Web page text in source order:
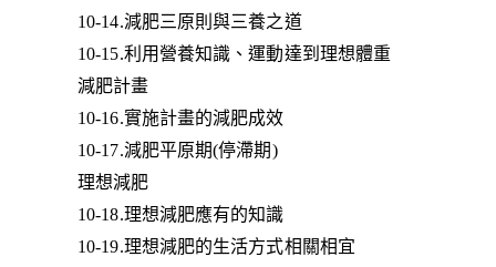
10-14.減肥三原則與三養之道
10-15.利用營養知識、運動達到理想體重
減肥計畫
10-16.實施計畫的減肥成效
10-17.減肥平原期(停滯期)
理想減肥
10-18.理想減肥應有的知識
10-19.理想減肥的生活方式相關相宜